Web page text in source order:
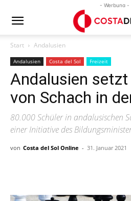
- Werbung -
Start Andalusien
Andalusien Costa del Sol Freizeit
Andalusien
von Schach in
80.000 Schüler in andalusischen
einer Initiative des
von Costa del Sol Online - 31. Januar 2021